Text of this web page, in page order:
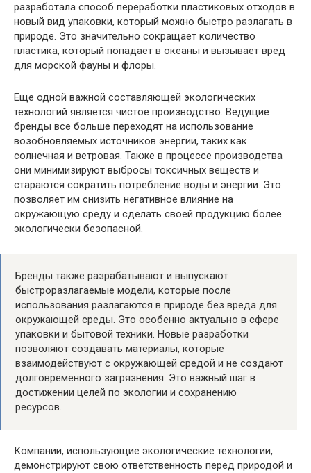
разработала способ переработки пластиковых отходов в
новый вид упаковки, который можно быстро разлагать в
природе. Это значительно сокращает количество
пластика, который попадает в океаны и вызывает вред
для морской фауны и флоры.
Еще одной важной составляющей экологических
технологий является чистое производство. Ведущие
бренды все больше переходят на использование
возобновляемых источников энергии, таких как
солнечная и ветровая. Также в процессе производства
они минимизируют выбросы токсичных веществ и
стараются сократить потребление воды и энергии. Это
позволяет им снизить негативное влияние на
окружающую среду и сделать своей продукцию более
экологически безопасной.
Бренды также разрабатывают и выпускают
быстроразлагаемые модели, которые после
использования разлагаются в природе без вреда для
окружающей среды. Это особенно актуально в сфере
упаковки и бытовой техники. Новые разработки
позволяют создавать материалы, которые
взаимодействуют с окружающей средой и не создают
долговременного загрязнения. Это важный шаг в
достижении целей по экологии и сохранению
ресурсов.
Компании, использующие экологические технологии,
демонстрируют свою ответственность перед природой и